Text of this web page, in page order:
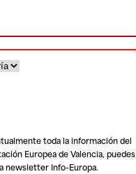
toda la información del
Europea de Valencia, puedes
newsletter Info-Europa.